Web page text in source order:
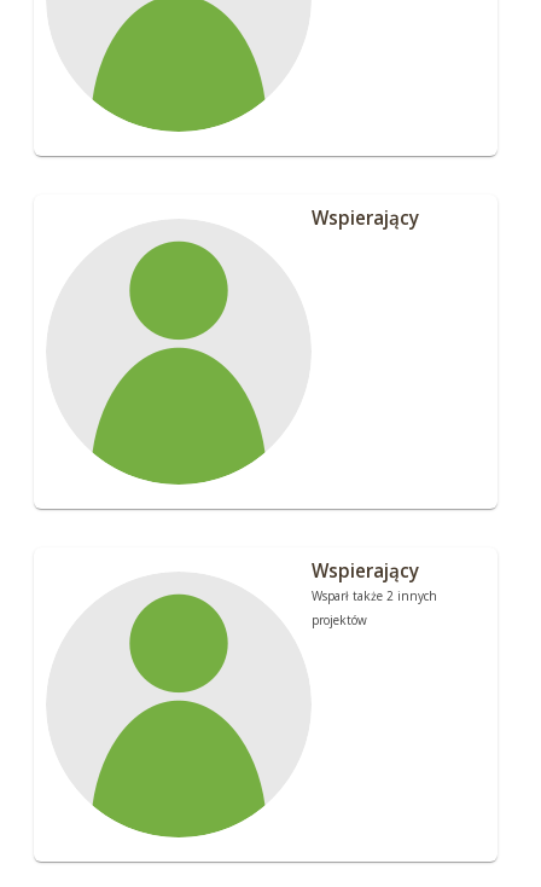
Wspierający
Wspierający
Wsparł także 2 innych
projektów